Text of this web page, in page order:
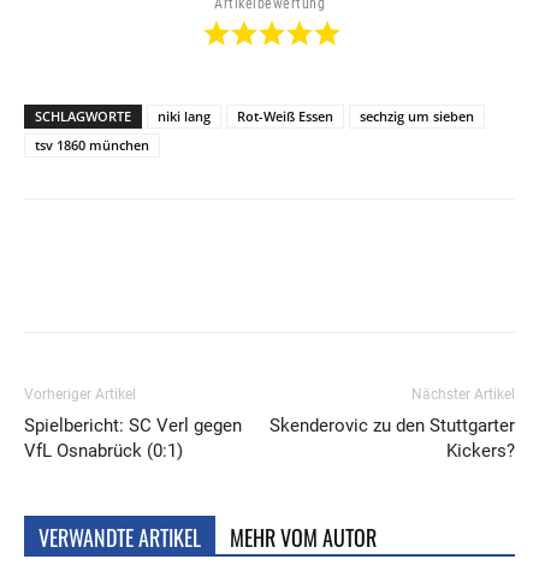
SCHLAGWORTE niki lang Rot-Weiß Essen
sechzig um sieben
tsv 1860 münchen
Vorheriger Artikel
Spielbericht: SC Verl gegen
VfL Osnabrück (0:1)
Nächster Artikel
Skenderovic zu den Stuttgarter
Kickers?
VERWANDTE ARTIKEL MEHR VOM AUTOR